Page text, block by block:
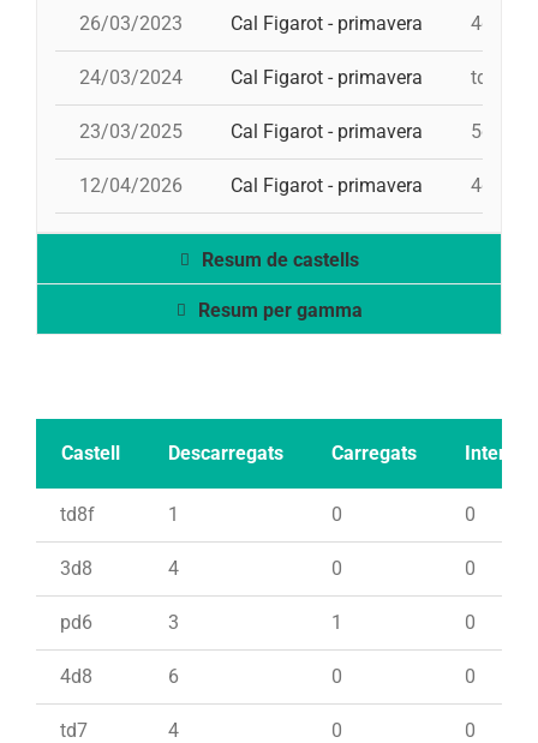
26/03/2023 Cal Figarot - primavera 4d7,
24/03/2024 Cal Figarot - primavera td7,
23/03/2025 Cal Figarot - primavera 5d7,
12/04/2026 Cal Figarot - primavera 4d8,
Resum de castells
Resum per gamma
Castell Descarregats Carregats Intents
td8f 1 0 0
3d8 4 0 0
pd6 3 1 0
4d8 6 0 0
td7 4 0 0